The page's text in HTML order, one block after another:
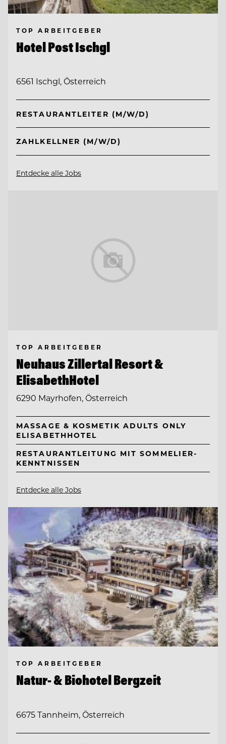
TOP ARBEITGEBER
Hotel Post Ischgl
6561 Ischgl, Österreich
RESTAURANTLEITER (M/W/D)
ZAHLKELLNER (M/W/D)
Entdecke alle Jobs
TOP ARBEITGEBER
Neuhaus Zillertal Resort &
ElisabethHotel
6290 Mayrhofen, Österreich
MASSAGE & KOSMETIK ADULTS ONLY
ELISABETHHOTEL
RESTAURANTLEITUNG MIT SOMMELIER-
KENNTNISSEN
Entdecke alle Jobs
TOP ARBEITGEBER
Natur- & Biohotel Bergzeit
6675 Tannheim, Österreich